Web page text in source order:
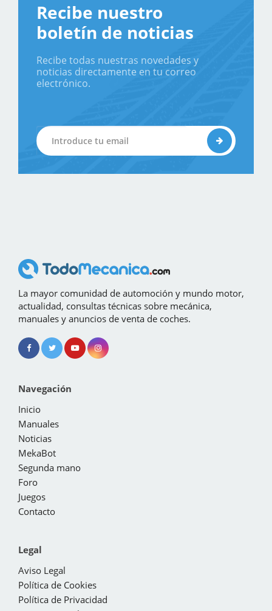
Recibe nuestro
boletín de noticias
Recibe todas nuestras novedades y
noticias directamente en tu correo
electrónico.
La mayor comunidad de automoción y mundo motor,
actualidad, consultas técnicas sobre mecánica,
manuales y anuncios de venta de coches.
Navegación
Inicio
Manuales
Noticias
MekaBot
Segunda mano
Foro
Juegos
Contacto
Legal
Aviso Legal
Política de Cookies
Política de Privacidad